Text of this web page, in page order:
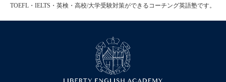
TOEFL・IELTS・英検・高校/大学受験対策ができるコーチング英語塾です。